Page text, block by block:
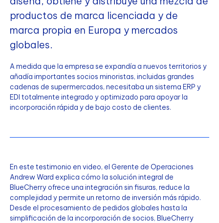
productos de marca licenciada y de
marca propia en Europa y mercados
globales.
A medida que la empresa se expandía a nuevos territorios y
añadía importantes socios minoristas, incluidas grandes
cadenas de supermercados, necesitaba un sistema ERP y
EDI totalmente integrado y optimizado para apoyar la
incorporación rápida y de bajo costo de clientes.
En este testimonio en video, el Gerente de Operaciones
Andrew Ward explica cómo la solución integral de
BlueCherry ofrece una integración sin fisuras, reduce la
complejidad y permite un retorno de inversión más rápido.
Desde el procesamiento de pedidos globales hasta la
simplificación de la incorporación de socios, BlueCherry